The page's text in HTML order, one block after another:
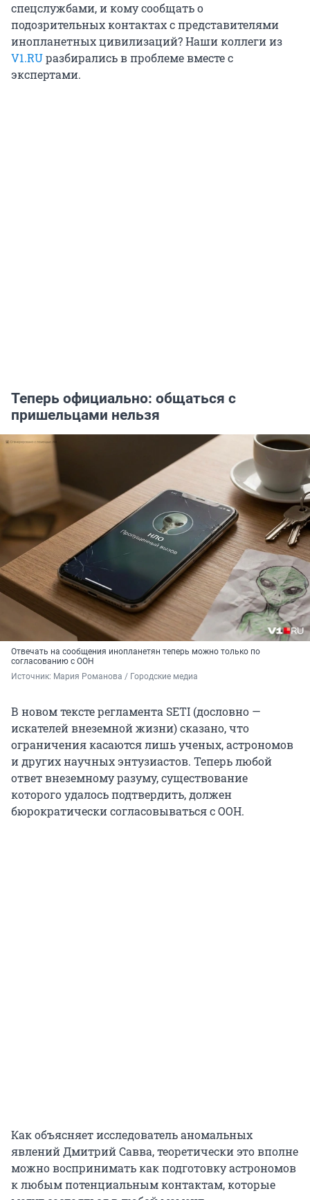
спецслужбами, и кому сообщать о
подозрительных контактах с представителями
инопланетных цивилизаций? Наши коллеги из
V1.RUразбирались в проблеме вместе с
экспертами.
Теперь официально: общаться с
пришельцами нельзя
Отвечать на сообщения инопланетян теперь можно только по
согласованию с ООН
Источник: Мария Романова / Городские медиа
В новом тексте регламента SETI (дословно —
искателей внеземной жизни) сказано, что
ограничения касаются лишь ученых, астрономов
и других научных энтузиастов. Теперь любой
ответ внеземному разуму, существование
которого удалось подтвердить, должен
бюрократически согласовываться с ООН.
Как объясняет исследователь аномальных
явлений Дмитрий Савва, теоретически это вполне
можно воспринимать как подготовку астрономов
к любым потенциальным контактам, которые